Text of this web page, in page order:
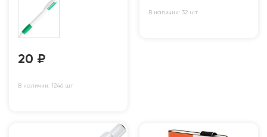
20 ₽
В наличии: 1246 шт
В наличии: 32 шт